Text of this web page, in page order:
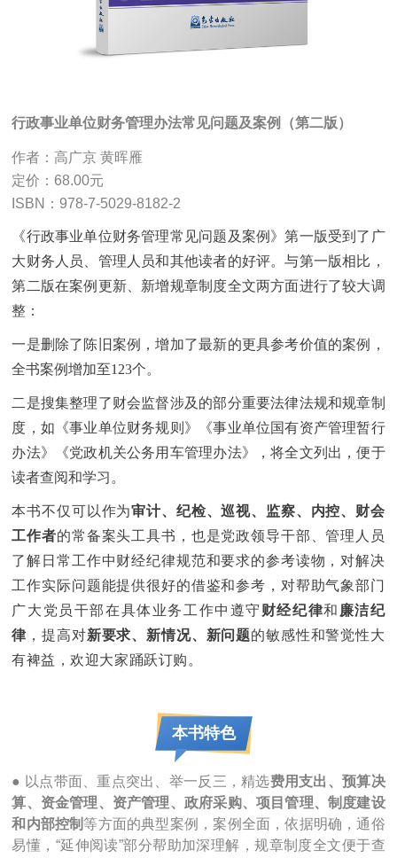
行政事业单位财务管理办法常见问题及案例（第二版）
作者：高广京 黄晖雁
定价：68.00元
ISBN：978-7-5029-8182-2
《行政事业单位财务管理常见问题及案例》第一版受到了广
大财务人员、管理人员和其他读者的好评。与第一版相比，
第二版在案例更新、新增规章制度全文两方面进行了较大调
整：
一是删除了陈旧案例，增加了最新的更具参考价值的案例，
全书案例增加至123个。
二是搜集整理了财会监督涉及的部分重要法律法规和规章制
度，如《事业单位财务规则》《事业单位国有资产管理暂行
办法》《党政机关公务用车管理办法》，将全文列出，便于
读者查阅和学习。
本书不仅可以作为审计、纪检、巡视、监察、内控、财会
工作者的常备案头工具书，也是党政领导干部、管理人员
了解日常工作中财经纪律规范和要求的参考读物，对解决
工作实际问题能提供很好的借鉴和参考，对帮助气象部门
广大党员干部在具体业务工作中遵守 财经纪律和 廉洁纪
律 ，提高对新要求、新情况、新问题的敏感性和警觉性大
有裨益，欢迎大家踊跃订购。
本书特色
● 以点带面、重点突出、举一反三，精选费用支出、预算决
算、资金管理、资产管理、政府采购、项目管理、制度建设
和内部控制 等方面的典型案例，案例全面，依据明确，通俗
易懂，“延伸阅读”部分帮助加深理解，规章制度全文便于查